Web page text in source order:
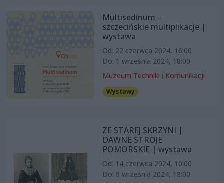
Multisedinum –
szczecińskie multiplikacje |
wystawa
Od: 22 czerwca 2024, 16:00
Do: 1 września 2024, 18:00
Muzeum Techniki i Komunikacji
Wystawy
ZE STAREJ SKRZYNI |
DAWNE STROJE
POMORSKIE | wystawa
Od: 14 czerwca 2024, 10:00
Do: 8 września 2024, 18:00